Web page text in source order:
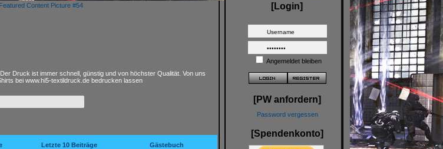
Druck ist immer schnell, günstig und von höchster Qualität. Von uns
bei www.hi5-textildruck.de bedrucken lassen
Letzte 10 Beiträge Gästebuch
[Login]
Angemeldet bleiben
[PW anfordern]
Password vergessen
[Spendenkonto]